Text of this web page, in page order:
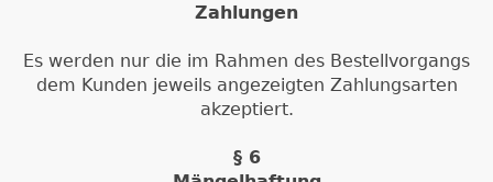
Zahlungen
Es werden nur die im Rahmen des Bestellvorgangs
dem Kunden jeweils angezeigten Zahlungsarten
akzeptiert.
§ 6